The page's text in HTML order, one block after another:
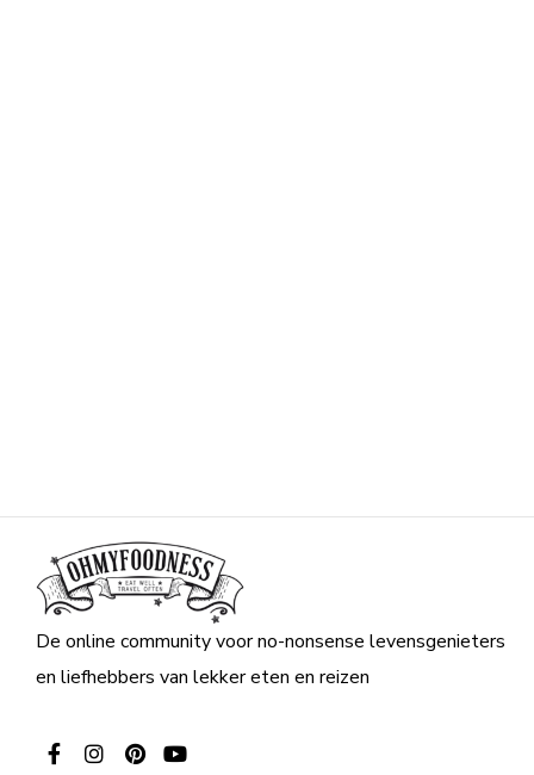
De online community voor no-nonsense levensgenieters
en liefhebbers van lekker eten en reizen